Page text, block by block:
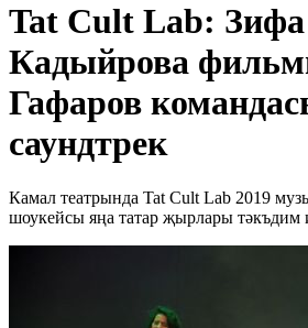
Tat Cult Lab: Зифа
Кадыйрова
Гафаров
саундтрек
Камал театрында Tat Cult Lab 2019
шоукейсы яңа татар җырлары тәкъдим